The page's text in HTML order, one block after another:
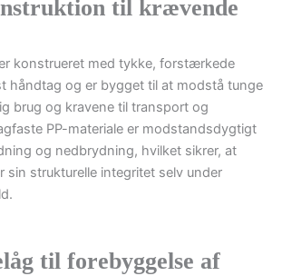
til krævende
konstrueret med tykke, forstærkede
håndtag og er bygget til at modstå tunge
brug og kravene til transport og
PP-materiale er modstandsdygtigt
og nedbrydning, hvilket sikrer, at
sin strukturelle integritet selv under
til forebyggelse af